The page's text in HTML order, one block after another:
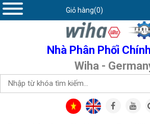
Nhà Phân Phối
Wiha -
Giỏ hàng(0)